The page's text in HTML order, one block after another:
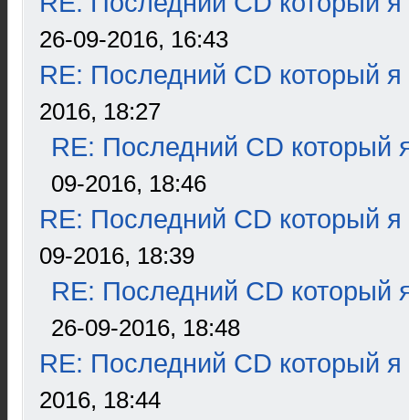
26-09-2016, 16:43
RE: Последний CD который я
2016, 18:27
RE: Последний CD который
09-2016, 18:46
RE: Последний CD который я
09-2016, 18:39
RE: Последний CD который
26-09-2016, 18:48
RE: Последний CD который я
2016, 18:44